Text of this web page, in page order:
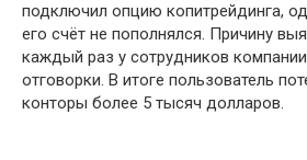
подключил опцию копитрейдинга,
его счёт не пополнялся. Причину
каждый раз у сотрудников
отговорки. В итоге пользователь
конторы более 5 тысяч долларов.